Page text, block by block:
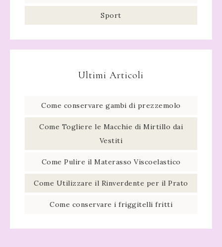
Sport
Ultimi Articoli
Come conservare gambi di prezzemolo​
Come Togliere le Macchie di Mirtillo dai
Vestiti
Come Pulire il Materasso Viscoelastico
Come Utilizzare il Rinverdente per il Prato
Come conservare i friggitelli fritti​